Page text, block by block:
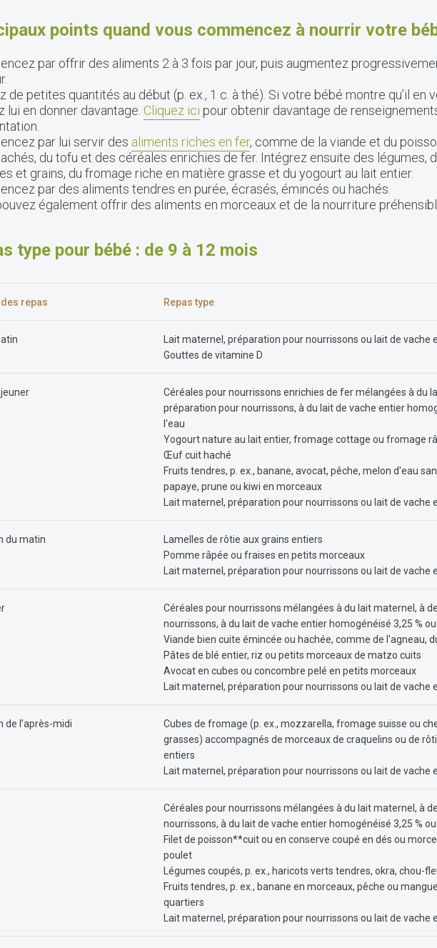
points quand vous commencez à nourrir votre
par offrir des aliments 2 à 3 fois par jour, puis augmentez
de petites quantités au début (p. ex., 1 c. à thé). Si votre bébé montre qu’il en
lui en donner davantage. Cliquez ici pour obtenir davantage de
par lui servir des aliments riches en fer, comme de la viande et du
du tofu et des céréales enrichies de fer. Intégrez ensuite des légumes,
et grains, du fromage riche en matière grasse et du yogourt au lait entier.
par des aliments tendres en purée, écrasés, émincés ou hachés.
également offrir des aliments en morceaux et de la nourriture
type pour bébé : de 9 à 12 mois
repas Repas type
Lait maternel, préparation pour nourrissons ou lait de vache
Gouttes de vitamine D
Céréales pour nourrissons enrichies de fer mélangées à du
préparation pour nourrissons, à du lait de vache entier
l'eau
Yogourt nature au lait entier, fromage cottage ou fromage
Œuf cuit haché
Fruits tendres, p. ex., banane, avocat, pêche, melon d'eau
papaye, prune ou kiwi en morceaux
Lait maternel, préparation pour nourrissons ou lait de vache
du matin
Lamelles de rôtie aux grains entiers
Pomme râpée ou fraises en petits morceaux
Lait maternel, préparation pour nourrissons ou lait de vache
Céréales pour nourrissons mélangées à du lait maternel, à
nourrissons, à du lait de vache entier homogénéisé 3,25 %
Viande bien cuite émincée ou hachée, comme de l'agneau,
Pâtes de blé entier, riz ou petits morceaux de matzo cuits
Avocat en cubes ou concombre pelé en petits morceaux
Lait maternel, préparation pour nourrissons ou lait de vache
de l’après-midi
Cubes de fromage (p. ex., mozzarella, fromage suisse ou
grasses) accompagnés de morceaux de craquelins ou de
entiers
Lait maternel, préparation pour nourrissons ou lait de vache
Céréales pour nourrissons mélangées à du lait maternel, à
nourrissons, à du lait de vache entier homogénéisé 3,25 %
Filet de poisson**cuit ou en conserve coupé en dés ou
poulet
Légumes coupés, p. ex., haricots verts tendres, okra, chou-
Fruits tendres, p. ex., banane en morceaux, pêche ou
quartiers
Lait maternel, préparation pour nourrissons ou lait de vache